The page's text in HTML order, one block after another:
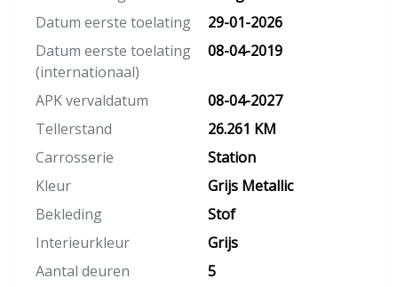
Datum eerste toelating
29-01-2026
Datum eerste toelating
(internationaal)
08-04-2019
APK vervaldatum
08-04-2027
Tellerstand
26.261 KM
Carrosserie
Station
Kleur
Grijs Metallic
Bekleding
Stof
Interieurkleur
Grijs
Aantal deuren
5